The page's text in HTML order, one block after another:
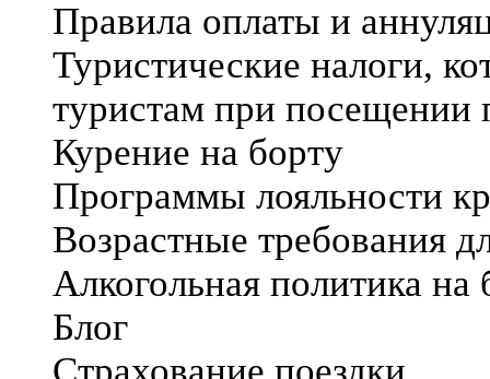
Правила оплаты и
Туристические налоги,
туристам при посещении
Курение на борту
Программы лояльности
Возрастные требования
Алкогольная политика на
Блог